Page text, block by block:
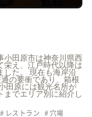
小田原市は神奈川県西
栄え、江戸時代以降は
した。 現在も海岸沿
の要衝であり、箱根
田原には観光名所が
までエリア別に紹介し
レストラン 穴場